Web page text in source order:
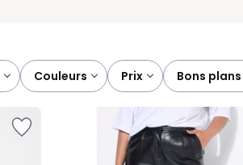
couleurs prix bons plans